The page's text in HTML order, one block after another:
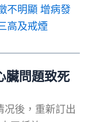
不明顯 增病發
高及戒煙
臟問題致死
况後，重新訂出